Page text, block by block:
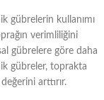
gübrelerin kullanımı
verimliliğini
gübrelere göre daha
gübreler, toprakta
arttırır.